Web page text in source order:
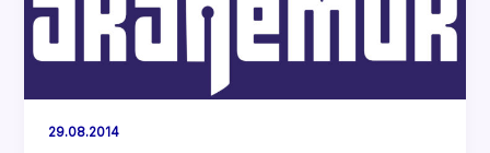
29.08.2014